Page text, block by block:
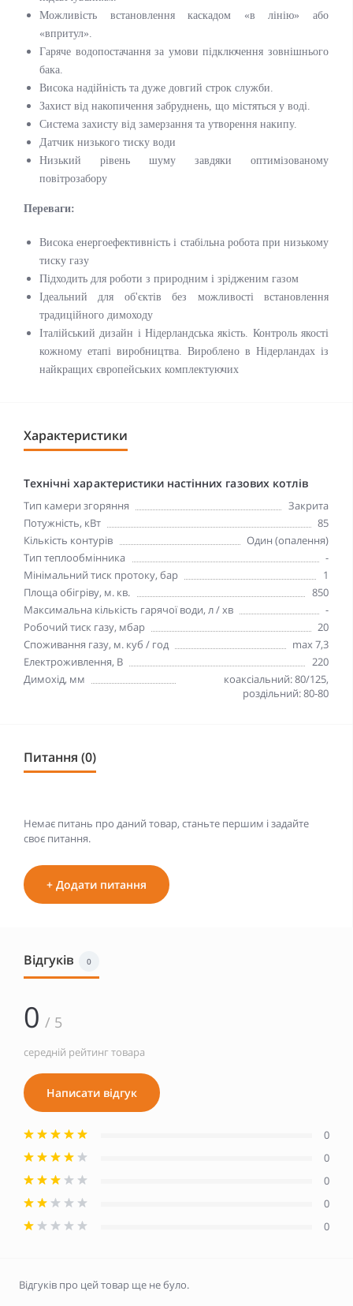
Можливість встановлення каскадом «в лінію» або
«впритул».
Гаряче водопостачання за умови підключення зовнішнього
бака.
Висока надійність та дуже довгий строк служби.
Захист від накопичення забруднень, що містяться у воді.
Система захисту від замерзання та утворення накипу.
Датчик низького тиску води
Низький рівень шуму завдяки оптимізованому
повітрозабору
Переваги:
Висока енергоефективність і стабільна робота при низькому
тиску газу
Підходить для роботи з природним і зрідженим газом
Ідеальний для об'єктів без можливості встановлення
традиційного димоходу
Італійський дизайн і Нідерландська якість. Контроль якості
кожному етапі виробництва. Вироблено в Нідерландах із
найкращих європейських комплектуючих
Характеристики
Технічні характеристики настінних газових котлів
Тип камери згоряння
Закрита
Потужність, кВт
85
Кількість контурів
Один (опалення)
Тип теплообмінника
-
Мінімальний тиск протоку, бар
1
Площа обігріву, м. кв.
850
Максимальна кількість гарячої води, л / хв
-
Робочий тиск газу, мбар
20
Споживання газу, м. куб / год
max 7,3
Електроживлення, В
220
Димохід, мм
коаксіальний: 80/125,
роздільний: 80-80
Питання (0)
Немає питань про даний товар, станьте першим і задайте
своє питання.
+ Додати питання
Відгуків 0
0 / 5
середній рейтинг товара
Написати відгук
0
0
0
0
0
Відгуків про цей товар ще не було.